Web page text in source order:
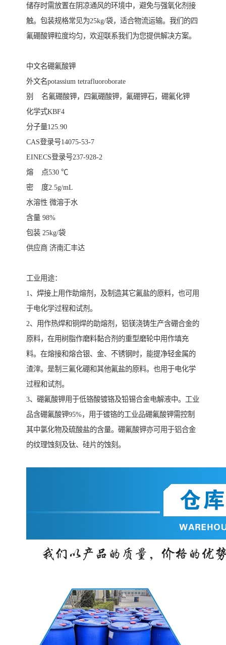
储存时需放置在阴凉通风的环境中，避免与强氧化剂接
触。包装规格常见为25kg/袋，适合物流运输。我们的四
氟硼酸钾粒度均匀，欢迎联系我们为您提供解决方案。
中文名硼氟酸钾
外文名potassium tetrafluoroborate
别 名氟硼酸钾，四氟硼酸钾，氟硼钾石，硼氟化钾
化学式KBF4
分子量125.90
CAS登录号14075-53-7
EINECS登录号237-928-2
熔 点530 ℃
密 度2.5g/mL
水溶性 微溶于水
含量 98%
包装 25kg/袋
供应商 济南汇丰达
工业用途：
1、焊接上用作助熔剂，及制造其它氟盐的原料，也可用
于电化学过程和试剂。
2、用作热焊和铜焊的助熔剂，铝镁浇铸生产含硼合金的
原料，在用树脂作磨料黏合剂的重型磨轮中用作填充
料。在熔接和熔合银、金、不锈钢时，能提净轻金属的
渣滓。是制三氟化硼和其他氟盐的原料。也用于电化学
过程和试剂。
3、硼氟酸钾用于低铬酸镀铬及铅锡合金电解液中。工业
品含硼氟酸钾95%，用于镀铬的工业品硼氟酸钾需控制
其中氯化物及硫酸盐的含量。硼氟酸钾亦可用于铝合金
的纹理蚀刻及钛、硅片的蚀刻。